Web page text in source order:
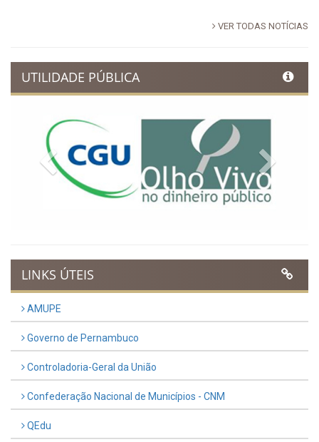
VER TODAS NOTÍCIAS
UTILIDADE PÚBLICA
Previous
LINKS ÚTEIS
AMUPE
Governo de Pernambuco
Controladoria-Geral da União
Confederação Nacional de Municípios - CNM
QEdu